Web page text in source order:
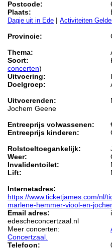
Postcode:
Plaats:
Dagje uit in Ede | Activiteiten
Provincie:
Thema:
Soort:
concerten)
Uitvoering:
Doelgroep:
Uitvoerenden:
Jochem Geene
Entreeprijs volwassenen:
Entreeprijs kinderen:
Rolstoeltoegankelijk:
Weer:
Invalidentoilet:
Lift:
Internetadres:
https://www.ticketjames.com/nl/
marlene-hemmer-viool-en-
Email adres:
edescheconcertzaal.nl
Meer concerten:
Concertzaal.
Telefoon: